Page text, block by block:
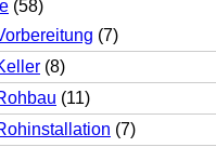
(58)
(7)
(8)
(11)
(7)